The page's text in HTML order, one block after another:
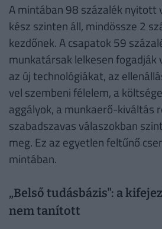
A mintában 98 százalék nyitott
kész szinten áll, mindössze 2
kezdőnek. A csapatok 59
munkatársak lelkesen fogadják
az új technológiákat, az
vel szembeni félelem, a
aggályok, a munkaerő-kiváltás
szabadszavas válaszokban
meg. Ez az egyetlen feltűnő
mintában.
„Belső tudásbázis": a
nem tanított